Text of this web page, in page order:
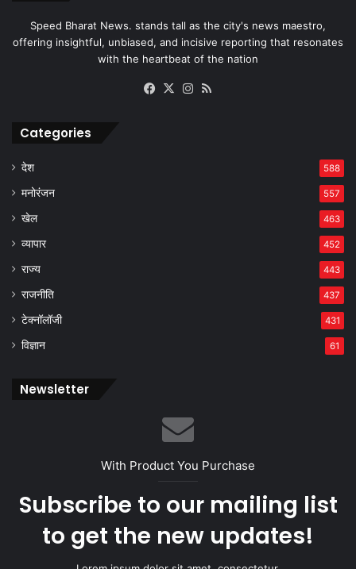
Speed Bharat News. stands tall as the city's news maestro,
offering insightful, unbiased, and incisive reporting that resonates
with the heartbeat of the nation
Facebook
X Instagram
Categories
देश 588
मनोरंजन 557
खेल 463
व्यापार 452
राज्य 443
राजनीति 437
टेक्नॉलॉजी 431
विज्ञान 61
Newsletter
With Product You Purchase
Subscribe to our mailing list
to get the new updates!